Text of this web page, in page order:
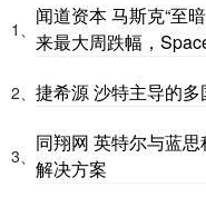
1、
闻道资本 马斯克“至
来最大周跌幅，
2、 捷希源 沙特主导的
3、
同翔网 英特尔与蓝
解决方案